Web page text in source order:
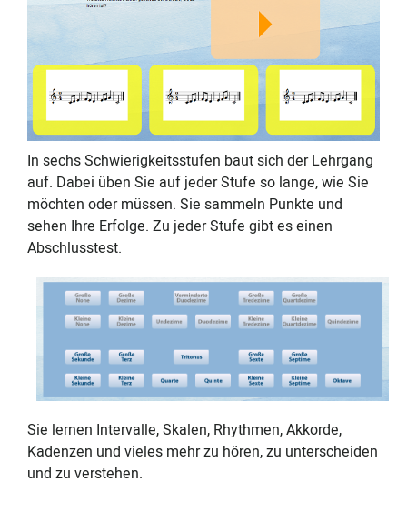
In sechs Schwierigkeitsstufen baut sich der Lehrgang
auf. Dabei üben Sie auf jeder Stufe so lange, wie Sie
möchten oder müssen. Sie sammeln Punkte und
sehen Ihre Erfolge. Zu jeder Stufe gibt es einen
Abschlusstest.
Sie lernen Intervalle, Skalen, Rhythmen, Akkorde,
Kadenzen und vieles mehr zu hören, zu unterscheiden
und zu verstehen.